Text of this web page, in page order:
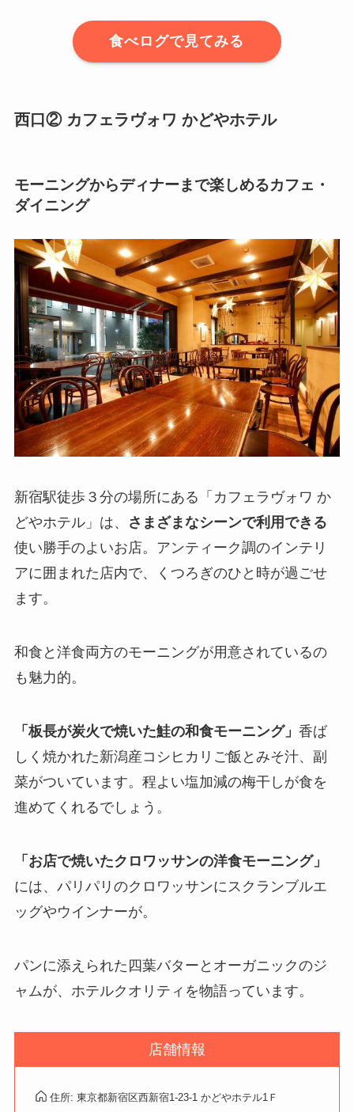
食べログで見てみる
西口② カフェラヴォワ かどやホテル
モーニングからディナーまで楽しめるカフェ・
ダイニング
新宿駅徒歩３分の場所にある「カフェラヴォワ か
どやホテル」は、
さまざまなシーンで利用できる
使い勝手のよいお店。アンティーク調のインテリ
アに囲まれた店内で、くつろぎのひと時が過ごせ
ます。
和食と洋食両方のモーニングが用意されているの
も魅力的。
「板長が炭火で焼いた鮭の和食モーニング」 香ば
しく焼かれた新潟産コシヒカリご飯とみそ汁、副
菜がついています。程よい塩加減の梅干しが食を
進めてくれるでしょう。
「お店で焼いたクロワッサンの洋食モーニング」
には、パリパリのクロワッサンにスクランブルエ
ッグやウインナーが。
パンに添えられた四葉バターとオーガニックのジ
ャムが、ホテルクオリティを物語っています。
店舗情報
住所: 東京都新宿区西新宿1-23-1 かどやホテル1Ｆ